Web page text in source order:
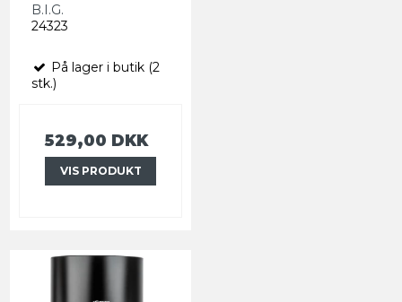
B.I.G.
24323
På lager i butik (2
stk.)
529,00 DKK
VIS PRODUKT